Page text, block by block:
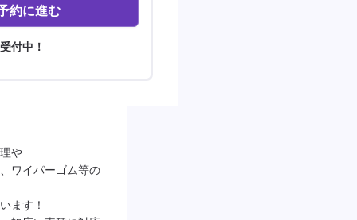
約に進む
付中！
や
ワイパーゴム等の
ます！